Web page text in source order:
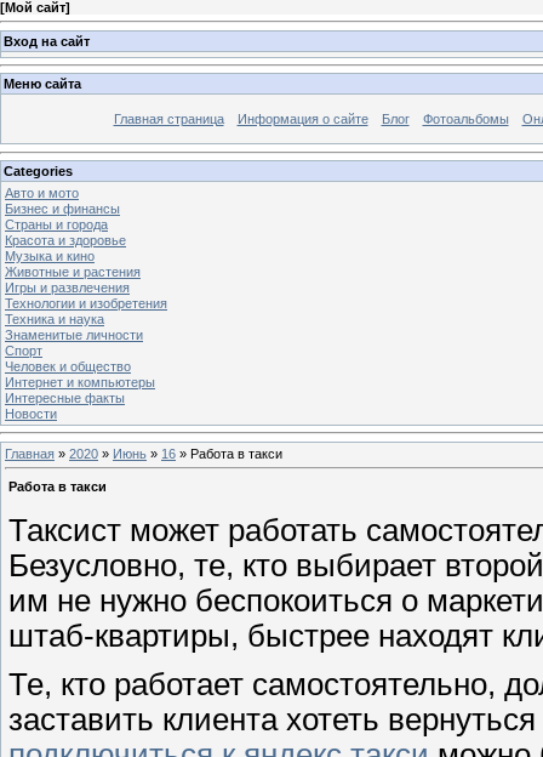
[Мой сайт]
Вход на сайт
Меню сайта
Главная страница Информация о сайте Блог Фотоальбомы
Categories
Авто и мото
Бизнес и финансы
Страны и города
Красота и здоровье
Музыка и кино
Животные и растения
Игры и развлечения
Технологии и изобретения
Техника и наука
Знаменитые личности
Спорт
Человек и общество
Интернет и компьютеры
Интересные факты
Новости
Главная » 2020 » Июнь » 16 » Работа в такси
Работа в такси
Таксист может работать
Безусловно, те, кто выбирает
им не нужно беспокоиться о
штаб-квартиры, быстрее находят
Те, кто работает самостоятельно,
заставить клиента хотеть